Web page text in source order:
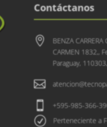
Contáctanos

BENZA CARRERA
CARMEN 1832,,
Paraguay, 110303,

 +595-985-366-
R Perteneciente a